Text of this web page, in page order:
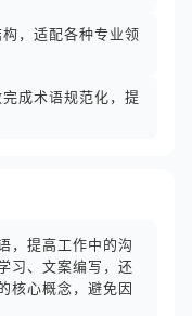
，适配各种专业领
成术语规范化，提
，提高工作中的沟
习、文案编写，还
核心概念，避免因